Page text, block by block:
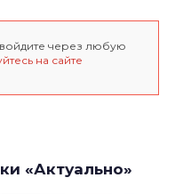
через любую
на сайте
«Актуально»